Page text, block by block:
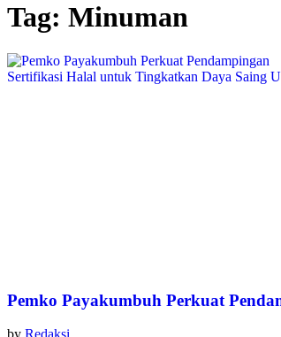
Tag: Minuman
Pemko Payakumbuh Perkuat